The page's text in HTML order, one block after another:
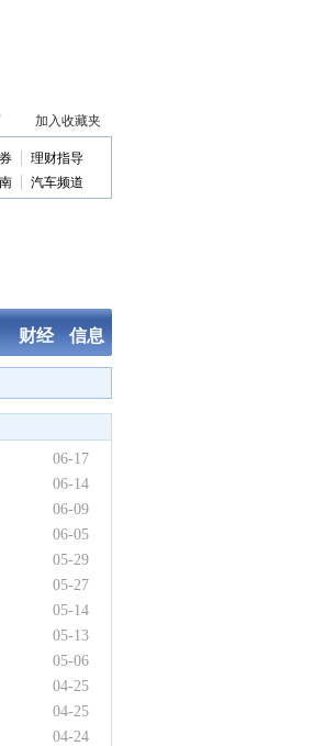
理财指导
汽车频道
财经 信息
一座(06-14)
、精 (05-29) 畜博盛会 聚力前行 科宏
(05-13)
06-17
06-14
06-09
06-05
05-29
05-27
05-14
05-13
05-06
04-25
04-25
04-24